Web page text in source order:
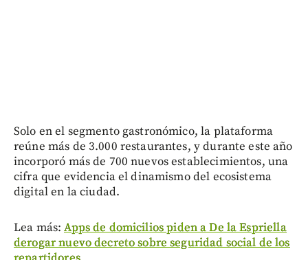
Solo en el segmento gastronómico, la plataforma
reúne más de 3.000 restaurantes, y durante este año
incorporó más de 700 nuevos establecimientos, una
cifra que evidencia el dinamismo del ecosistema
digital en la ciudad.
Lea más:Apps de domicilios piden a De la Espriella
derogar nuevo decreto sobre seguridad social de los